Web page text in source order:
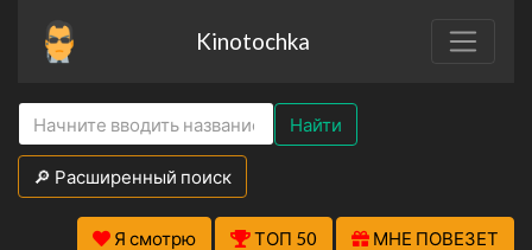
Kinotochka
Найти
🔎 Расширенный поиск
Я смотрю ТОП 50 МНЕ ПОВЕЗЕТ